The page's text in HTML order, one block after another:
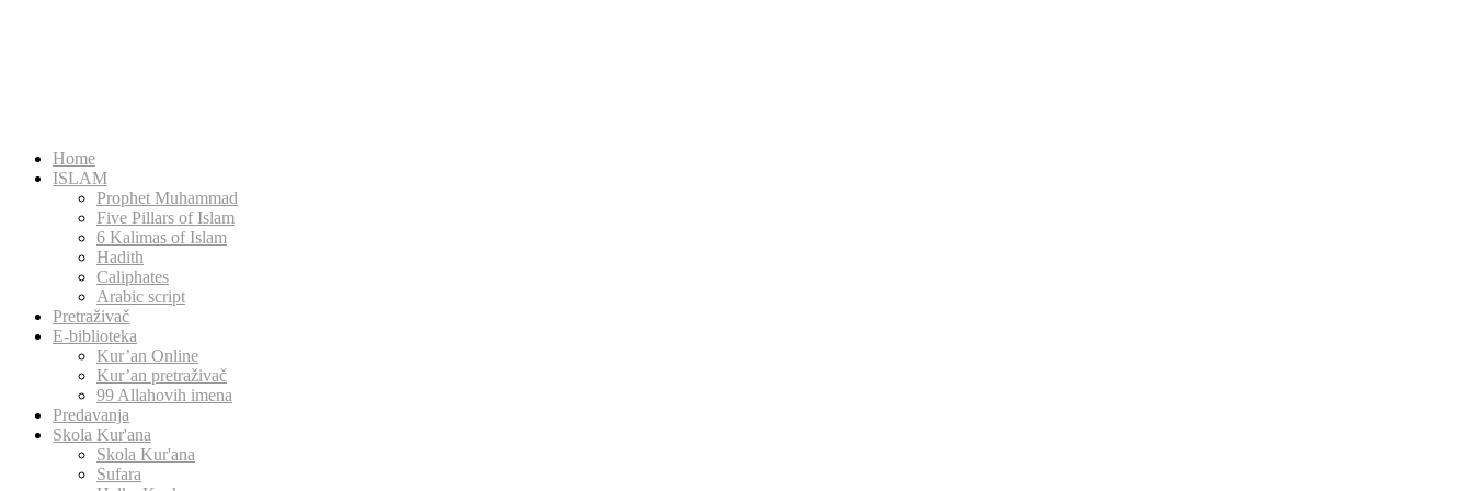
Home
ISLAM
Prophet Muhammad
Five Pillars of Islam
6 Kalimas of Islam
Hadith
Caliphates
Arabic script
Pretraživač
E-biblioteka
Kur’an Online
Kur’an pretraživač
99 Allahovih imena
Predavanja
Skola Kur'ana
Skola Kur'ana
Sufara